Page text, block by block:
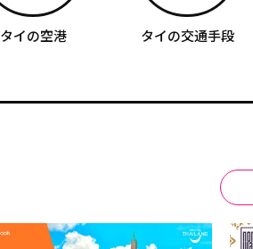
タイの空港 タイの交通手段